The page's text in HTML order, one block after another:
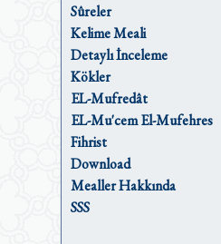
Sûreler
Kelime Meali
Detaylı İnceleme
Kökler
EL-Mufredât
EL-Mu'cem El-Mufehres
Fihrist
Download
Mealler Hakkında
SSS